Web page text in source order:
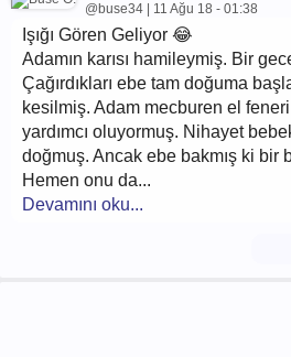
@buse34 | 11 Ağu 18 - 01:38
Işığı Gören Geliyor 😂
Adamın karısı hamileymiş. Bir
Çağırdıkları ebe tam doğuma
kesilmiş. Adam mecburen el
yardımcı oluyormuş. Nihayet
doğmuş. Ancak ebe bakmış ki bir
Hemen onu da...
Devamını oku...